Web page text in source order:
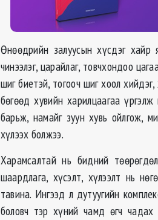
Өнөөдрийн залуусын хүсдэг хайр
чинээлэг, царайлаг, товчхондоо
шиг биетэй, тогооч шиг хоол
бөгөөд хувийн харилцаагаа
барьж, намайг зуун хувь ойлгож,
хүлээх болжээ.
Харамсалтай нь бидний
шаардлага, хүсэлт, хүлээлт нь
тавина. Ингээд л дутуугийн
боловч тэр хүний чамд өгч чадах